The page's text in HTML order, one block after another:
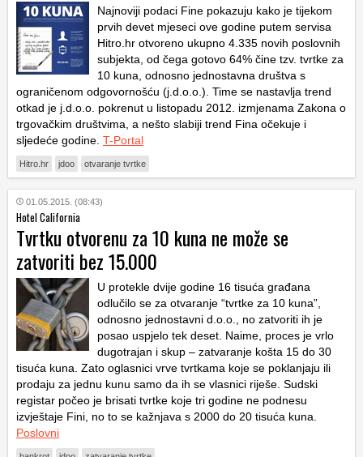
Najnoviji podaci Fine pokazuju kako je tijekom
prvih devet mjeseci ove godine putem servisa
Hitro.hr otvoreno ukupno 4.335 novih poslovnih
subjekta, od čega gotovo 64% čine tzv. tvrtke za
10 kuna, odnosno jednostavna društva s
ograničenom odgovornošću (j.d.o.o.). Time se nastavlja trend
otkad je j.d.o.o. pokrenut u listopadu 2012. izmjenama Zakona o
trgovačkim društvima, a nešto slabiji trend Fina očekuje i
sljedeće godine. T-Portal
Hitro.hr jdoo otvaranje tvrtke
01.05.2015. (08:43)
Hotel California
Tvrtku otvorenu za 10 kuna ne može se
zatvoriti bez 15.000
U protekle dvije godine 16 tisuća građana
odlučilo se za otvaranje “tvrtke za 10 kuna”,
odnosno jednostavni d.o.o., no zatvoriti ih je
posao uspjelo tek deset. Naime, proces je vrlo
dugotrajan i skup – zatvaranje košta 15 do 30
tisuća kuna. Zato oglasnici vrve tvrtkama koje se poklanjaju ili
prodaju za jednu kunu samo da ih se vlasnici riješe. Sudski
registar počeo je brisati tvrtke koje tri godine ne podnesu
izvještaje Fini, no to se kažnjava s 2000 do 20 tisuća kuna.
Poslovni